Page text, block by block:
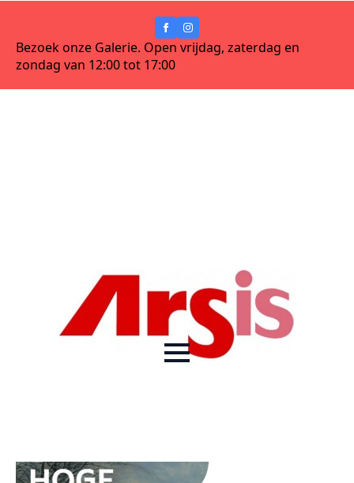
Bezoek onze Galerie. Open vrijdag, zaterdag en
zondag van 12:00 tot 17:00